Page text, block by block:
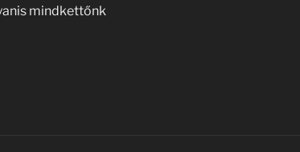
mindkettőnk